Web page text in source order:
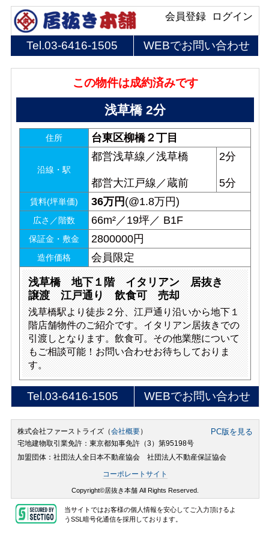
ログイン
会員登録
Tel.03-6416-1505 WEBでお問い合わせ
この物件は成約済みです
浅草橋 2分
住所 台東区柳橋２丁目
沿線・駅
都営浅草線／浅草橋
都営大江戸線／蔵前
2分
5分
賃料(坪単価) 36万円 (@1.8万円)
広さ／階数 66m²／19坪／ B1F
保証金・敷金 2800000円
造作価格 会員限定
浅草橋 地下１階 イタリアン 居抜き
譲渡 江戸通り 飲食可 売却
浅草橋駅より徒歩２分、江戸通り沿いから地下１
階店舗物件のご紹介です。イタリアン居抜きでの
引渡しとなります。飲食可。その他業態について
もご相談可能！お問い合わせお待ちしておりま
す。
Tel.03-6416-1505 WEBでお問い合わせ
株式会社ファーストライズ（会社概要） PC版を見る
宅地建物取引業免許：東京都知事免許（3）第95198号
加盟団体：社団法人全日本不動産協会 社団法人不動産保証協会
コーポレートサイト
Copyright©居抜き本舗 All Rights Reserved.
当サイトではお客様の個人情報を安心してご入力頂けるよ
うSSL暗号化通信を採用しております。